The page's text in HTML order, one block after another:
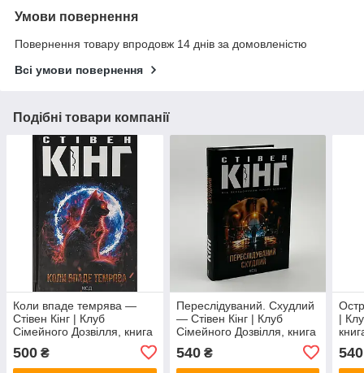
Умови повернення
Повернення товару впродовж 14 днів за домовленістю
Всі умови повернення
Подібні товари компанії
Коли впаде темрява —
Стівен Кінг | Клуб
Сімейного Дозвілля, книга
українською, нова, тверда
500 ₴
Переслідуваний. Схудлий
— Стівен Кінг | Клуб
Сімейного Дозвілля, книга
українською, нова, тверда
540₴
|
540